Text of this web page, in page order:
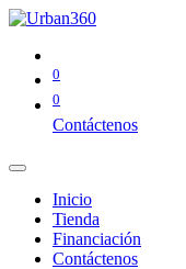
0
0
Contáctenos
Inicio
Tienda
Financiación
Contáctenos